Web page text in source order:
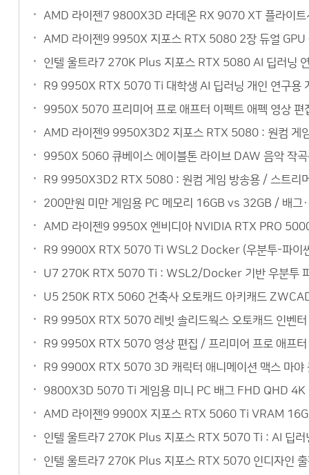
AMD 라이젠7 9800X3D 라데온 RX 9070 XT 플라이트
AMD 라이젠9 9950X 지포스 RTX 5080 2장 듀얼 GPU
인텔 울트라7 270K Plus 지포스 RTX 5080 AI 딥러닝
R9 9950X RTX 5070 Ti 대학생 AI 딥러닝 개인 연구용
9950X 5070 프리미어 프로 애프터 이펙트 애펙 영상 편
AMD 라이젠9 9950X3D2 지포스 RTX 5080 : 원컴 게
9950X 5060 큐베이스 에이블톤 라이브 DAW 음악 작
R9 9950X3D2 RTX 5080 : 원컴 게임 방송용 / 스트리
200만원 미만 게임용 PC 메모리 16GB vs 32GB / 배그
AMD 라이젠9 9950X 엔비디아 NVIDIA RTX PRO
R9 9900X RTX 5070 Ti WSL2 Docker (우분투-파이
U7 270K RTX 5070 Ti : WSL2/Docker 기반 우분투 파
U5 250K RTX 5060 건축사 오토캐드 아키캐드
R9 9950X RTX 5070 레빗 솔리드웍스 오토캐드 인벤
R9 9950X RTX 5070 영상 편집 / 프리미어 프로 애프터
R9 9900X RTX 5070 3D 캐릭터 애니메이션 맥스 마야
9800X3D 5070 Ti 게임용 미니 PC 배그 FHD QHD 4K
AMD 라이젠9 9900X 지포스 RTX 5060 Ti VRAM
인텔 울트라7 270K Plus 지포스 RTX 5070 Ti : AI 딥러
인텔 울트라7 270K Plus 지포스 RTX 5070 인디자인